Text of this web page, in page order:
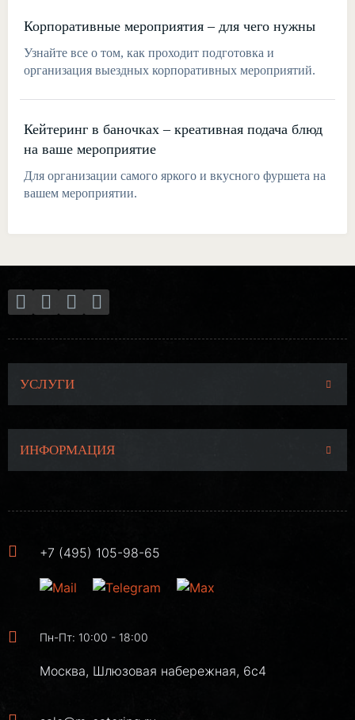
Корпоративные мероприятия – для чего нужны
Узнайте все о том, как проходит подготовка и
организация выездных корпоративных мероприятий.
Кейтеринг в баночках – креативная подача блюд
на ваше мероприятие
Для организации самого яркого и вкусного фуршета на
вашем мероприятии.
УСЛУГИ
ИНФОРМАЦИЯ
+7 (495) 105-98-65
Пн-Пт: 10:00 - 18:00
Москва, Шлюзовая набережная, 6с4